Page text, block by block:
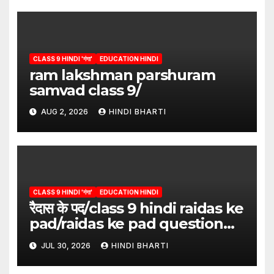
CLASS 9 HINDI 'गंगा' EDUCATION HINDI
ram lakshman parshuram
samvad class 9/
AUG 2, 2026 HINDI BHARTI
CLASS 9 HINDI 'गंगा' EDUCATION HINDI
रैदास के पद/class 9 hindi raidas ke
pad/raidas ke pad question
answer/raidas ke pad class 9
JUL 30, 2026 HINDI BHARTI